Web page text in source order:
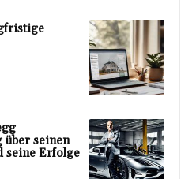
seinen
seine Erfolge